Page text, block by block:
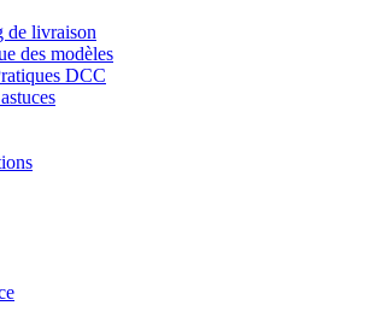
de livraison
des modèles
DCC